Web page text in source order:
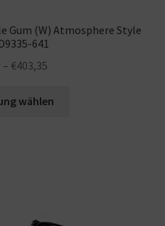
Gum (W) Atmosphere Style
641
– €403,35
wählen